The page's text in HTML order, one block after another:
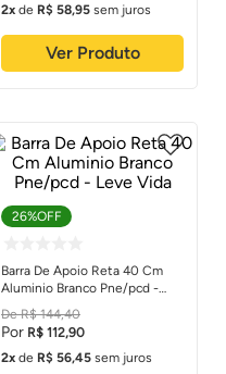
2
de R$ 58,95 sem juros
Ver Produto
26%OFF
Barra De Apoio Reta 40 Cm
Aluminio Branco Pne/pcd -
Leve Vida
R$ 144,40
R$ 112,90
2
de R$ 56,45 sem juros